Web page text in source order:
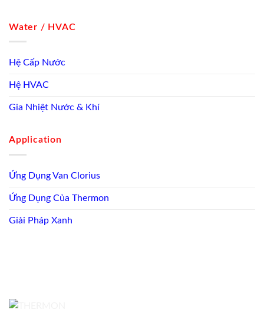
Water / HVAC
Hệ Cấp Nước
Hệ HVAC
Gia Nhiệt Nước & Khí
Application
Ứng Dụng Van Clorius
Ứng Dụng Của Thermon
Giải Pháp Xanh